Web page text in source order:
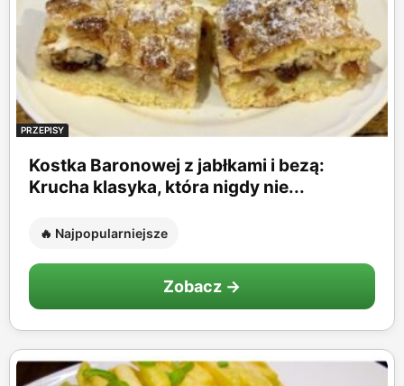
PRZEPISY
Kostka Baronowej z jabłkami i bezą:
Krucha klasyka, która nigdy nie...
🔥 Najpopularniejsze
Zobacz →